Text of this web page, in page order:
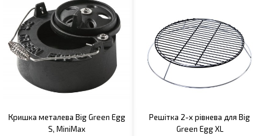
Кришка металева Big Green Egg
S, MiniMax
Решітка 2-х рівнева для Big
Green Egg XL